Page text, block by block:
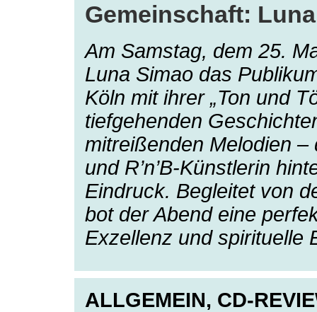
Gemeinschaft:
Am Samstag, dem 25.
Luna Simao das
Köln mit ihrer „Ton und
tiefgehenden
mitreißenden Melodien –
und R’n’B-Künstlerin
Eindruck. Begleitet von
bot der Abend eine
Exzellenz und spirituelle
ALLGEMEIN, CD-